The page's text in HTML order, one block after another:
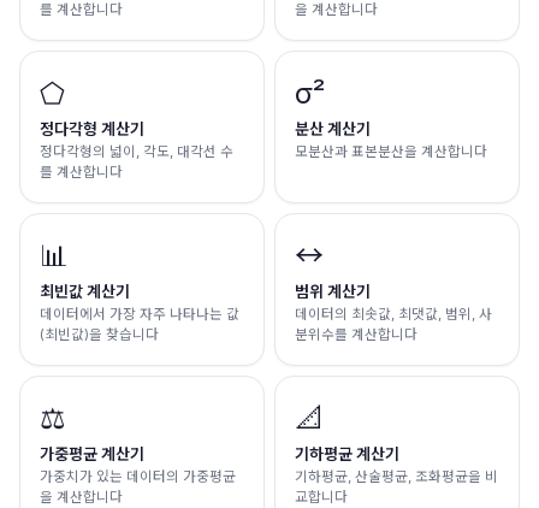
를 계산합니다
을 계산합니다
⬠
정다각형 계산기
정다각형의 넓이, 각도, 대각선 수
를 계산합니다
σ²
분산 계산기
모분산과 표본분산을 계산합니다
📊
최빈값 계산기
데이터에서 가장 자주 나타나는 값
(최빈값)을 찾습니다
↔️
범위 계산기
데이터의 최솟값, 최댓값, 범위, 사
분위수를 계산합니다
⚖️
가중평균 계산기
가중치가 있는 데이터의 가중평균
을 계산합니다
📐
기하평균 계산기
기하평균, 산술평균, 조화평균을 비
교합니다